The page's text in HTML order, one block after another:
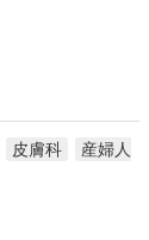
皮膚科
産婦人